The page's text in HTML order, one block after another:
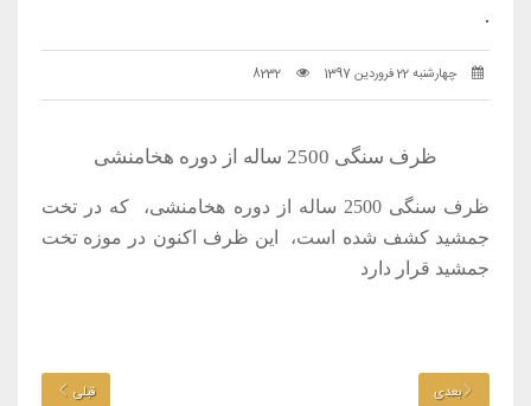
.
چهارشنبه 22 فروردین 1397 8232
ظرف سنگی 2500 ساله از دوره هخامنشی
ظرف سنگی 2500 ساله از دوره هخامنشی، که در تخت
جمشید کشف شده است، این ظرف اکنون در موزه تخت
جمشید قرار دارد
بعدی قبلی